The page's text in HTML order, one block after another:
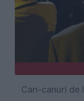
Can-canuri de